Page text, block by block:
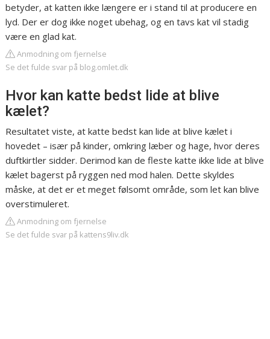
betyder, at katten ikke længere er i stand til at producere en
lyd. Der er dog ikke noget ubehag, og en tavs kat vil stadig
være en glad kat.
Anmodning om fjernelse
Se det fulde svar på blog.omlet.dk
Hvor kan katte bedst lide at blive
kælet?
Resultatet viste, at katte bedst kan lide at blive kælet i
hovedet – især på kinder, omkring læber og hage, hvor deres
duftkirtler sidder. Derimod kan de fleste katte ikke lide at blive
kælet bagerst på ryggen ned mod halen. Dette skyldes
måske, at det er et meget følsomt område, som let kan blive
overstimuleret.
Anmodning om fjernelse
Se det fulde svar på kattens9liv.dk